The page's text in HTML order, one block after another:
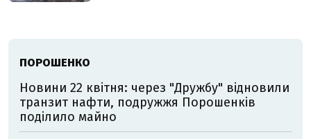
ПОРОШЕНКО
Новини 22 квітня: через "Дружбу" відновили
транзит нафти, подружжя Порошенків
поділило майно